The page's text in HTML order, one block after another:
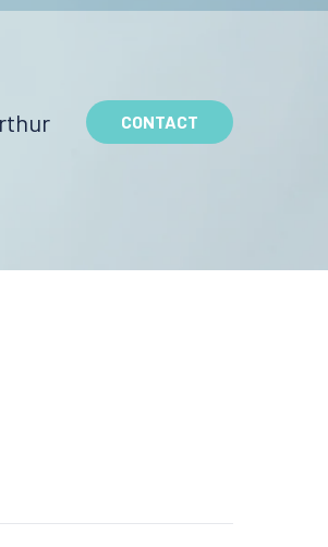
CONTACT